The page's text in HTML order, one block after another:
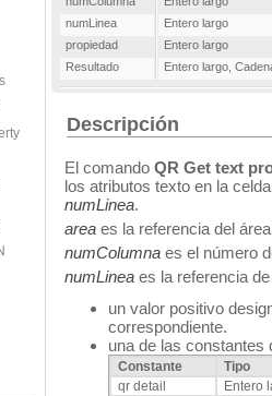
numLinea
Entero largo
propiedad
Entero largo
Resultado
Entero largo
Descripción
El comando QR Get text
los atributos texto en la
numLinea.
area es la referencia del
numColumna es el número
numLinea es la referencia
un valor positivo
correspondiente.
una de las constantes
Constante
Tipo
qr detail
Entero